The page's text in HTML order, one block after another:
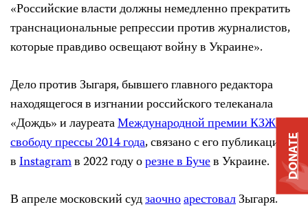
«Российские власти должны немедленно прекратить
транснациональные репрессии против журналистов,
которые правдиво освещают войну в Украине».
Дело против Зыгаря, бывшего главного редактора
находящегося в изгнании российского телеканала
«Дождь» и лауреатаМеждународной премии КЗЖ за
свободу прессы 2014 года, связано с его публикацией
вInstagramв 2022 году орезне в Бучев Украине.
В апреле московский судзаочноарестовалЗыгаря.
DONATE